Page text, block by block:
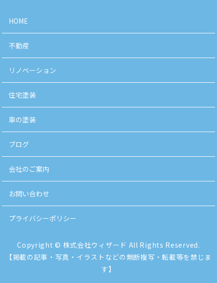
HOME
不動産
リノベーション
住宅塗装
車の塗装
ブログ
会社のご案内
お問い合わせ
プライバシーポリシー
Copyright © 株式会社ウィザード All Rights Reserved.
【掲載の記事・写真・イラストなどの無断複写・転載等を禁じま
す】